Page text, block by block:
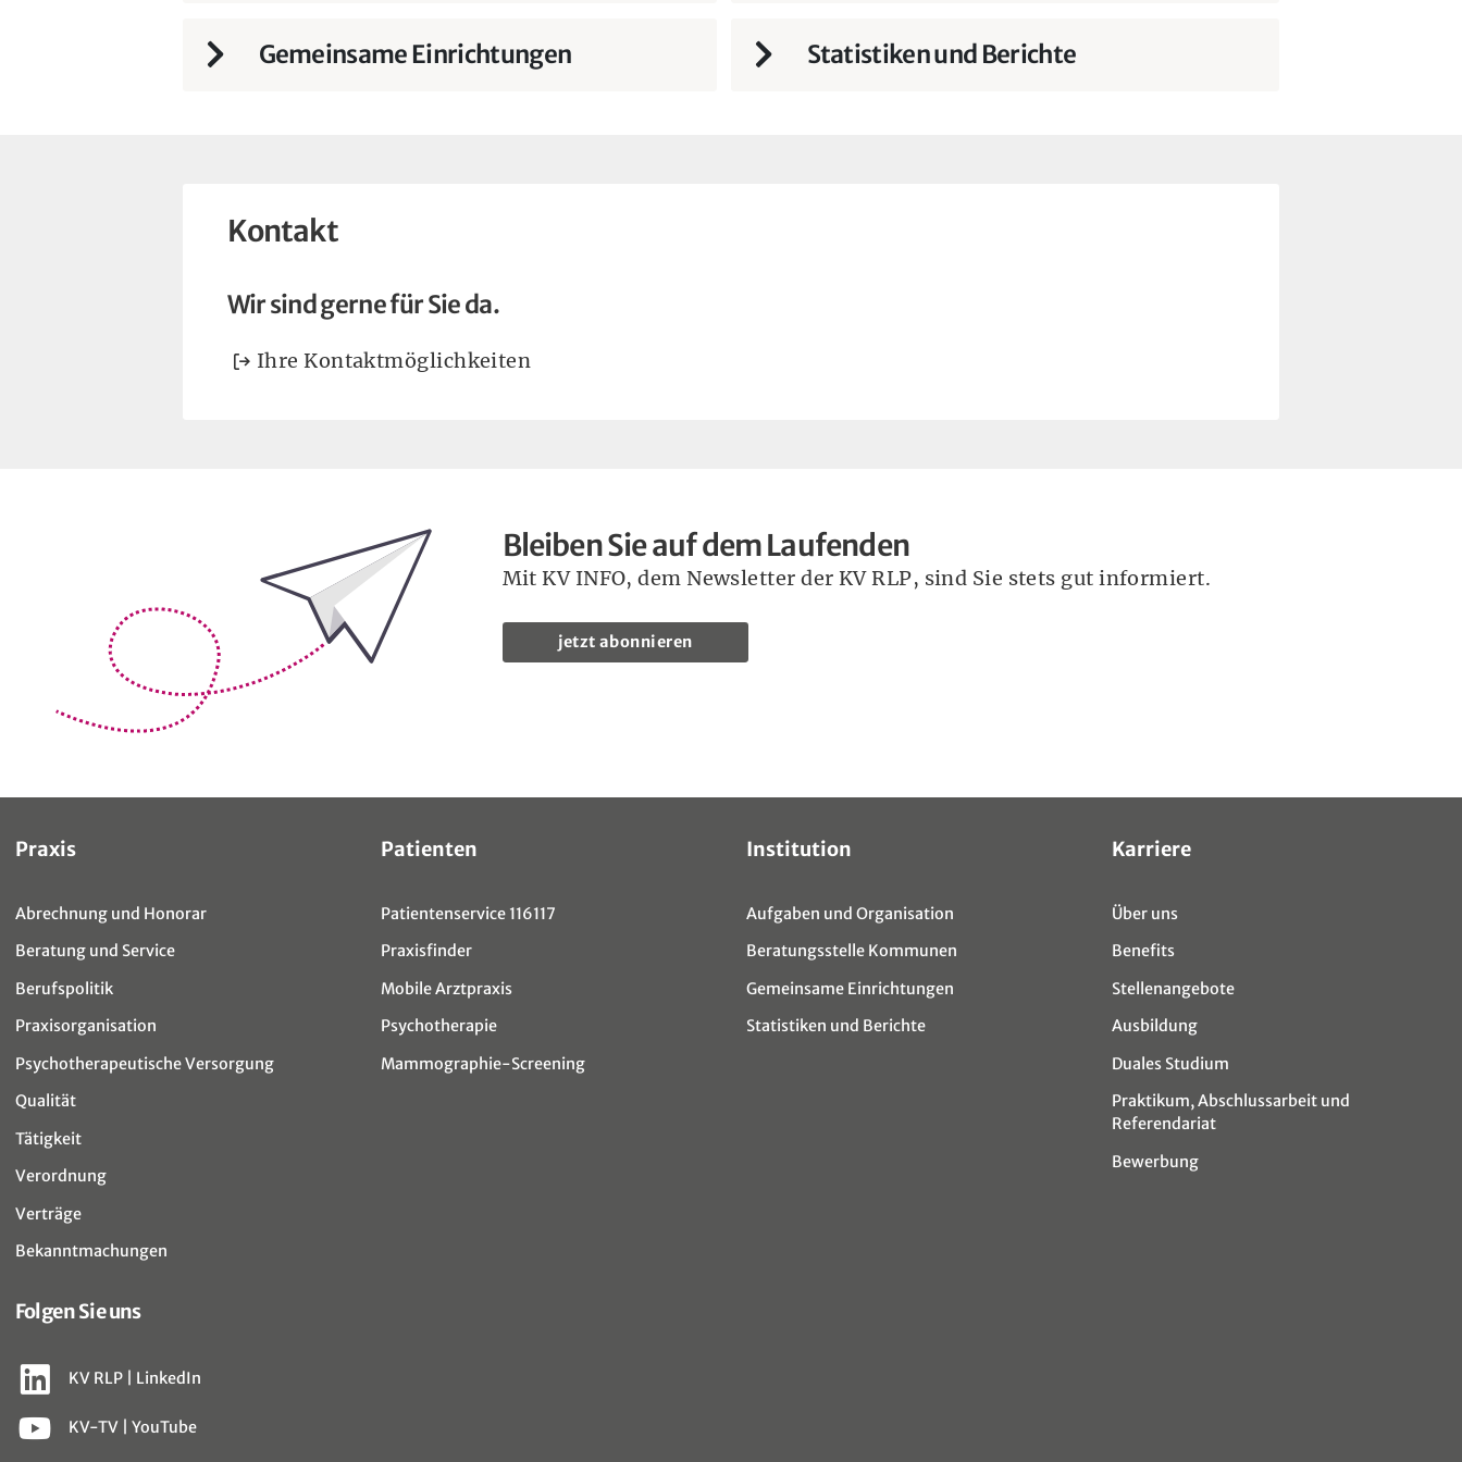
Gemeinsame Einrichtungen Statistiken und Berichte
Kontakt
Wir sind gerne für Sie da.
Ihre Kontaktmöglichkeiten
Bleiben Sie auf dem Laufenden Bleiben Sie auf dem Laufenden
Mit KV INFO, dem Newsletter der KV RLP, sind Sie stets gut informiert.
jetzt abonnieren
Sitemap
Praxis
Abrechnung und Honorar
Beratung und Service
Berufspolitik
Praxisorganisation
Psychotherapeutische Versorgung
Qualität
Tätigkeit
Verordnung
Verträge
Bekanntmachungen
Patienten
Patientenservice 116117
Praxisfinder
Mobile Arztpraxis
Psychotherapie
Mammographie-Screening
Institution
Aufgaben und Organisation
Beratungsstelle Kommunen
Gemeinsame Einrichtungen
Statistiken und Berichte
Karriere
Über uns
Benefits
Stellenangebote
Ausbildung
Duales Studium
Praktikum, Abschlussarbeit und
Referendariat
Bewerbung
Folgen Sie uns
KV RLP | LinkedIn
KV-TV | YouTube